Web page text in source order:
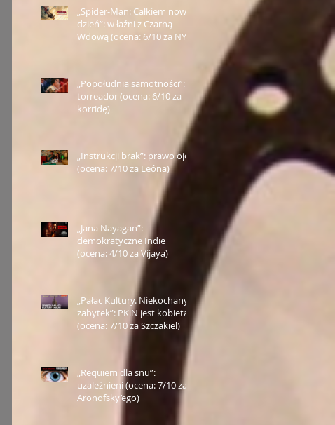
„Spider-Man: Całkiem nowy
dzień”: w łaźni z Czarną
Wdową (ocena: 6/10 za NY)
„Popołudnia samotności”:
torreador (ocena: 6/10 za
korridę)
„Instrukcji brak”: prawo ojca
(ocena: 7/10 za Leóna)
„Jana Nayagan”:
demokratyczne Indie
(ocena: 4/10 za Vijaya)
„Pałac Kultury. Niekochany
zabytek”: PKiN jest kobietą
(ocena: 7/10 za Szczakiel)
„Requiem dla snu”:
uzależnieni (ocena: 7/10 za
Aronofsky’ego)